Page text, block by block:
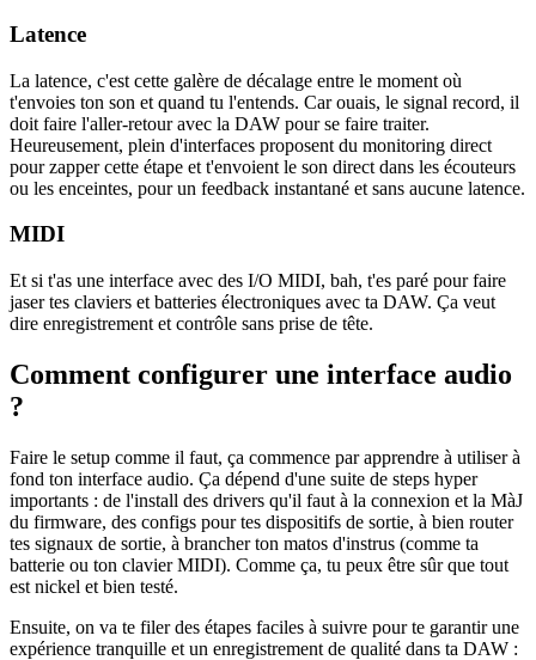
Latence
La latence, c'est cette galère de décalage entre le moment où
t'envoies ton son et quand tu l'entends. Car ouais, le signal record, il
doit faire l'aller-retour avec la DAW pour se faire traiter.
Heureusement, plein d'interfaces proposent du monitoring direct
pour zapper cette étape et t'envoient le son direct dans les écouteurs
ou les enceintes, pour un feedback instantané et sans aucune latence.
MIDI
Et si t'as une interface avec des I/O MIDI, bah, t'es paré pour faire
jaser tes claviers et batteries électroniques avec ta DAW. Ça veut
dire enregistrement et contrôle sans prise de tête.
Comment configurer une interface audio
?
Faire le setup comme il faut, ça commence par apprendre à utiliser à
fond ton interface audio. Ça dépend d'une suite de steps hyper
importants : de l'install des drivers qu'il faut à la connexion et la MàJ
du firmware, des configs pour tes dispositifs de sortie, à bien router
tes signaux de sortie, à brancher ton matos d'instrus (comme ta
batterie ou ton clavier MIDI). Comme ça, tu peux être sûr que tout
est nickel et bien testé.
Ensuite, on va te filer des étapes faciles à suivre pour te garantir une
expérience tranquille et un enregistrement de qualité dans ta DAW :